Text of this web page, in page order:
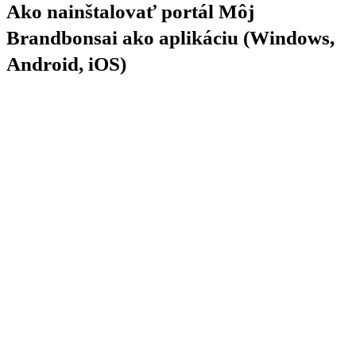
Môj
Brandbonsai
ako
Ako nainštalovať portál Môj
Brandbonsai ako aplikáciu (Windows,
Android, iOS)